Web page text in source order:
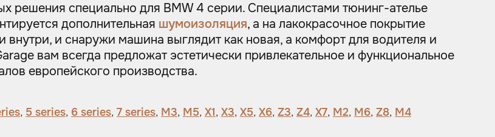
специально для BMW 4 серии. Специалистами тюнинг-ателье
дополнительная шумоизоляция, а на лакокрасочное покрытие
внутри, и снаружи машина выглядит как новая, а комфорт для водителя и
вам всегда предложат эстетически привлекательное и функциональное
европейского производства.
, 5 series, 6 series, 7 series, M3, M5, X1, X3, X5, X6, Z3, Z4, X7, M2, M6, Z8, M4